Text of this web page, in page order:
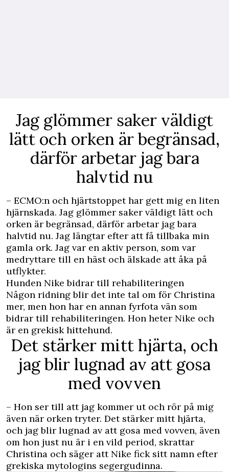
Jag glömmer saker väldigt
lätt och orken är begränsad,
därför arbetar jag bara
halvtid nu
– ECMO:n och hjärtstoppet har gett mig en liten
hjärnskada. Jag glömmer saker väldigt lätt och
orken är begränsad, därför arbetar jag bara
halvtid nu. Jag längtar efter att få tillbaka min
gamla ork. Jag var en aktiv person, som var
medryttare till en häst och älskade att åka på
utflykter.
Hunden Nike bidrar till rehabiliteringen
Någon ridning blir det inte tal om för Christina
mer, men hon har en annan fyrfota vän som
bidrar till rehabiliteringen. Hon heter Nike och
är en grekisk hittehund.
Det stärker mitt hjärta, och
jag blir lugnad av att gosa
med vovven
– Hon ser till att jag kommer ut och rör på mig
även när orken tryter. Det stärker mitt hjärta,
och jag blir lugnad av att gosa med vovven, även
om hon just nu är i en vild period, skrattar
Christina och säger att Nike fick sitt namn efter
grekiska mytologins segergudinna.